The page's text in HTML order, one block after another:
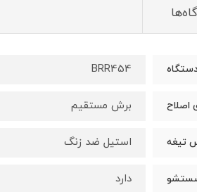
BRR454
اصلاح برش مستقیم
تیغه استیل ضد زنگ
دارد